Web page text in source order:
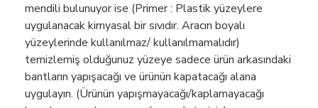
mendili bulunuyor ise (Primer : Plastik yüzeylere
uygulanacak kimyasal bir sıvıdır. Aracın boyalı
yüzeylerinde kullanılmaz/ kullanılmamalıdır)
temizlemiş olduğunuz yüzeye sadece ürün arkasındaki
bantların yapışacağı ve ürünün kapatacağı alana
uygulayın. (Ürünün yapışmayacağı/kaplamayacağı